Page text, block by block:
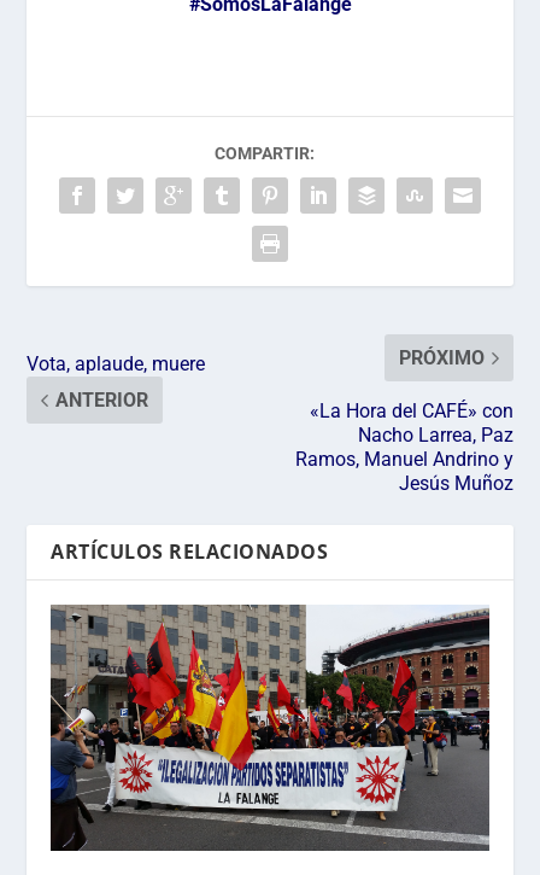
COMPARTIR:
Vota, aplaude, muere
ANTERIOR
PRÓXIMO
«La Hora del CAFÉ» con
Nacho Larrea, Paz
Ramos, Manuel Andrino y
Jesús Muñoz
ARTÍCULOS RELACIONADOS